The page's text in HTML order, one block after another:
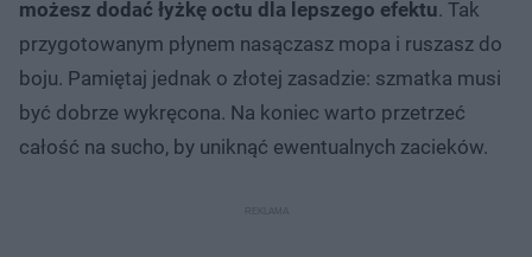
możesz dodać łyżkę octu dla lepszego efektu. Tak
przygotowanym płynem nasączasz mopa i ruszasz do
boju. Pamiętaj jednak o złotej zasadzie: szmatka musi
być dobrze wykręcona. Na koniec warto przetrzeć
całość na sucho, by uniknąć ewentualnych zacieków.